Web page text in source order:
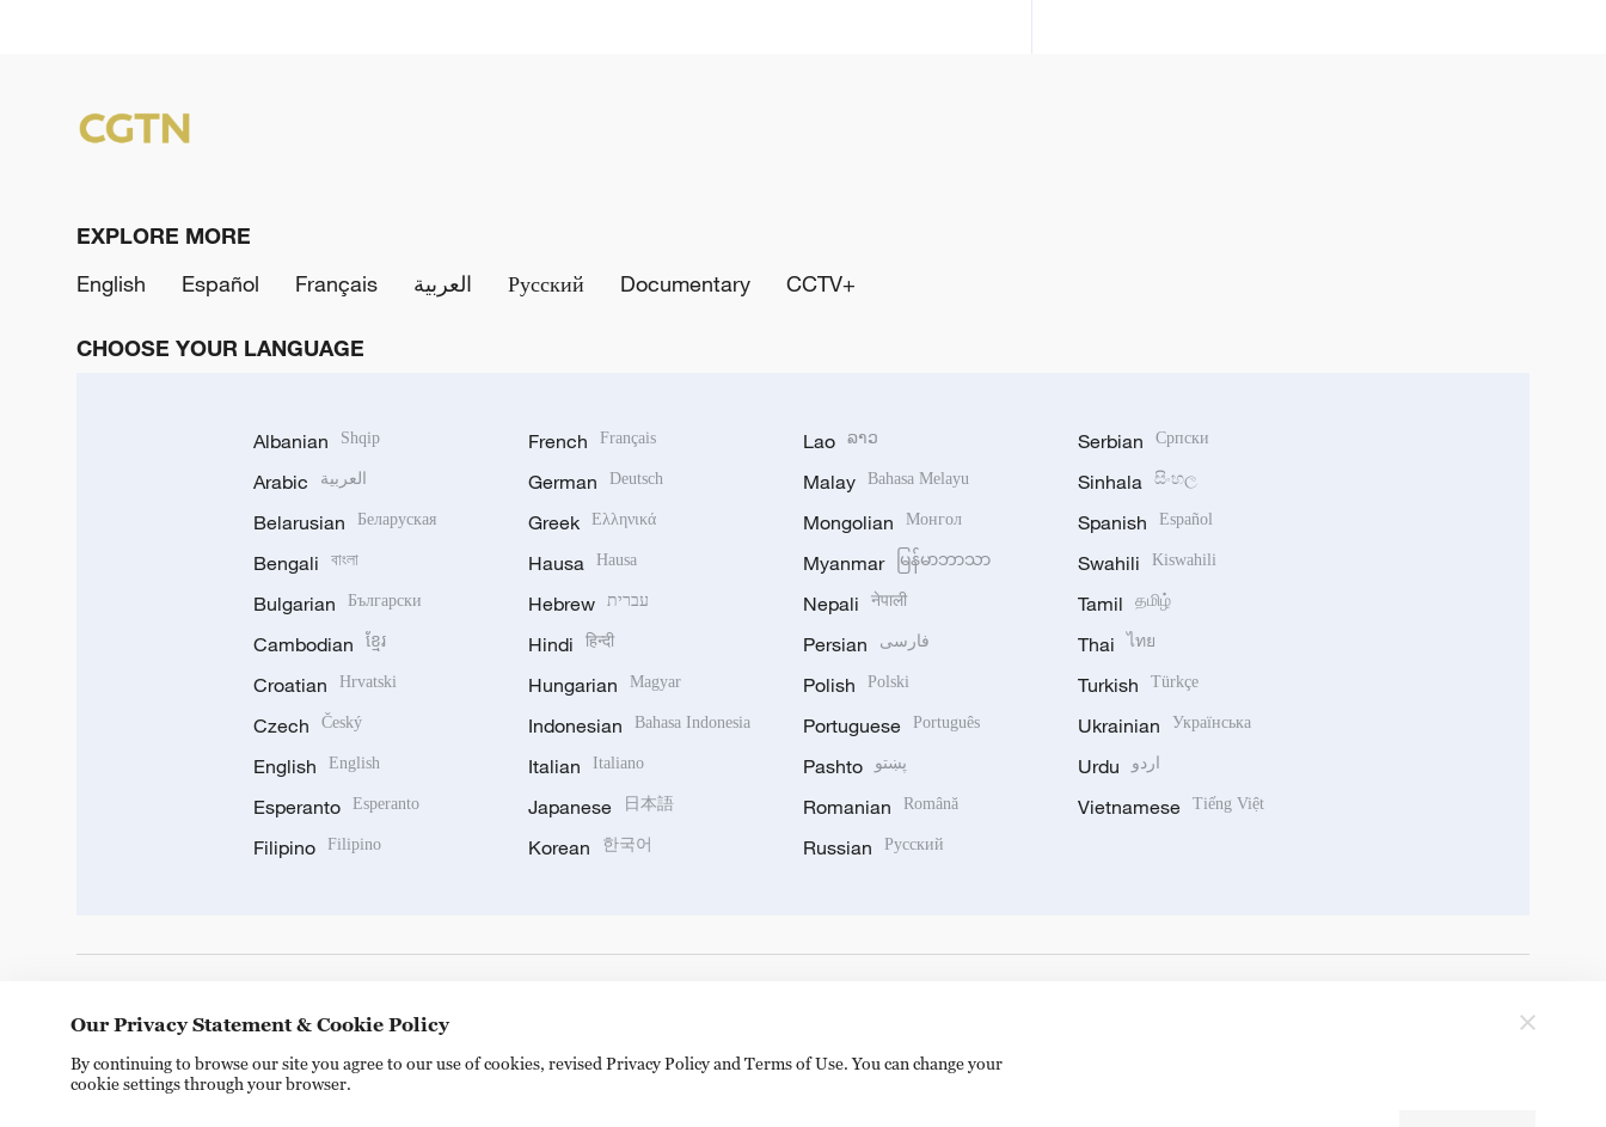
EXPLORE MORE
English
Español Français العربية Русский Documentary CCTV+
CHOOSE YOUR LANGUAGE
Albanian Shqip
Arabic العربية
Belarusian Беларуская
Bengali বাংলা
Bulgarian Български
Cambodian ខ្មែរ
Croatian Hrvatski
Czech Český
English English
Esperanto Esperanto
Filipino Filipino
French Français
German Deutsch
Greek Ελληνικά
Hausa Hausa
Hebrew עברית
Hindi हिन्दी
Hungarian Magyar
Indonesian Bahasa Indonesia
Italian Italiano
Japanese 日本語
Korean 한국어
Lao ລາວ
Malay Bahasa Melayu
Mongolian Монгол
Myanmar မြန်မာဘာသာ
Nepali नेपाली
Persian فارسی
Polish Polski
Portuguese Português
Pashto پښتو
Romanian Română
Russian Русский
Serbian Српски
Sinhala සිංහල
Spanish Español
Swahili Kiswahili
Tamil தமிழ்
Thai ไทย
Turkish Türkçe
Ukrainian Українська
Urdu اردو
Vietnamese Tiếng Việt
Our Privacy Statement & Cookie Policy
By continuing to browse our site you agree to our use of cookies, revised Privacy Policy and Terms of Use. You can change your
cookie settings through your browser.